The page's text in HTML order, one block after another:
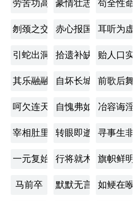
劳苦功高 豪情壮志 苟全性命
刎颈之交 赤心报国 耳听为虚
引蛇出洞 拾遗补缺 贻人口实
其乐融融 自坏长城 前歌后舞
呵欠连天 自愧弗如 冶容诲淫
宰相肚里好撑船
转眼即逝 寻事生非
一元复始 行将就木 旗帜鲜明
马前卒 默默无言 如鲠在喉